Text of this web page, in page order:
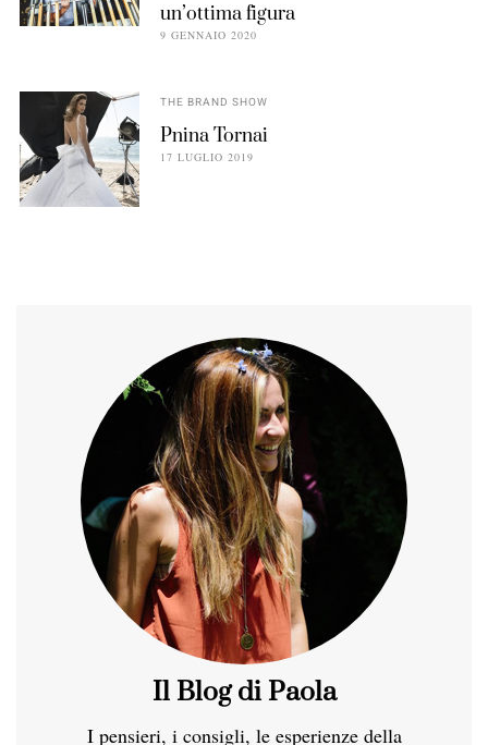
un’ottima figura
9 GENNAIO 2020
THE BRAND SHOW
Pnina Tornai
17 LUGLIO 2019
Il Blog di Paola
I pensieri, i consigli, le esperienze della